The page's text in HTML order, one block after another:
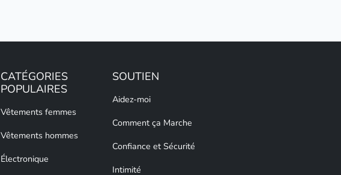
CATÉGORIES
POPULAIRES
Vêtements femmes
Vêtements hommes
Électronique
SOUTIEN
Aidez-moi
Comment ça Marche
Confiance et Sécurité
Intimité